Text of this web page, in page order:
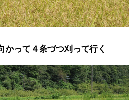
かって４条づつ刈って行く